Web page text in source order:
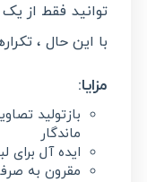
توانید فقط از
با این حال ،
مزایا:
بازتولید
ماندگار
ایده آل برای
مقرون به